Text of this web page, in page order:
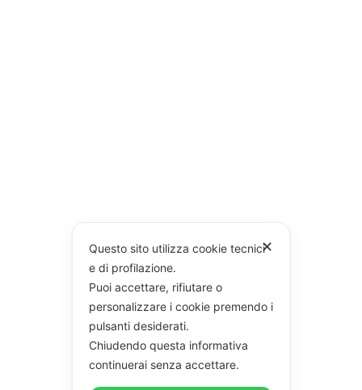
✕
Questo sito utilizza cookie tecnici
e di profilazione.
Puoi accettare, rifiutare o
personalizzare i cookie premendo i
pulsanti desiderati.
Chiudendo questa informativa
continuerai senza accettare.